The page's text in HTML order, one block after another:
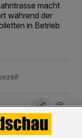
macht
während der
in Betrieb